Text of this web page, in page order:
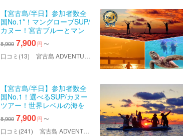
【宮古島/半日】参加者数全
国No.1*！マングローブSUP/
カヌー！宮古ブルーとマン
グローブを同時に｜高画質
写真・送迎・機材込み＜予
約特典あり＞
8,900 7,900円 〜
口コミ(13) 宮古島 ADVENTURE PiPi（ミヤコジマ アドベンチャー ピピ）
【宮古島/半日】参加者数全
国No.1！選べるSUP/カヌー
ツアー！世界レベルの海を
体感しよう！高画質写真・
送迎・機材込み＜予約特典
あり＞
8,900 7,900円 〜
口コミ(241) 宮古島 ADVENTURE PiPi（ミヤコジマ アドベンチャー ピピ）